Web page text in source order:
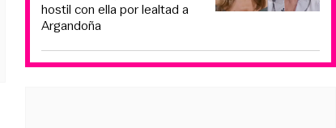
hostil con ella por lealtad a
Argandoña